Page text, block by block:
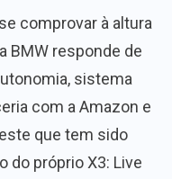
comprovar à altura
BMW responde de
sistema
com a Amazon e
que tem sido
do próprio X3: Live